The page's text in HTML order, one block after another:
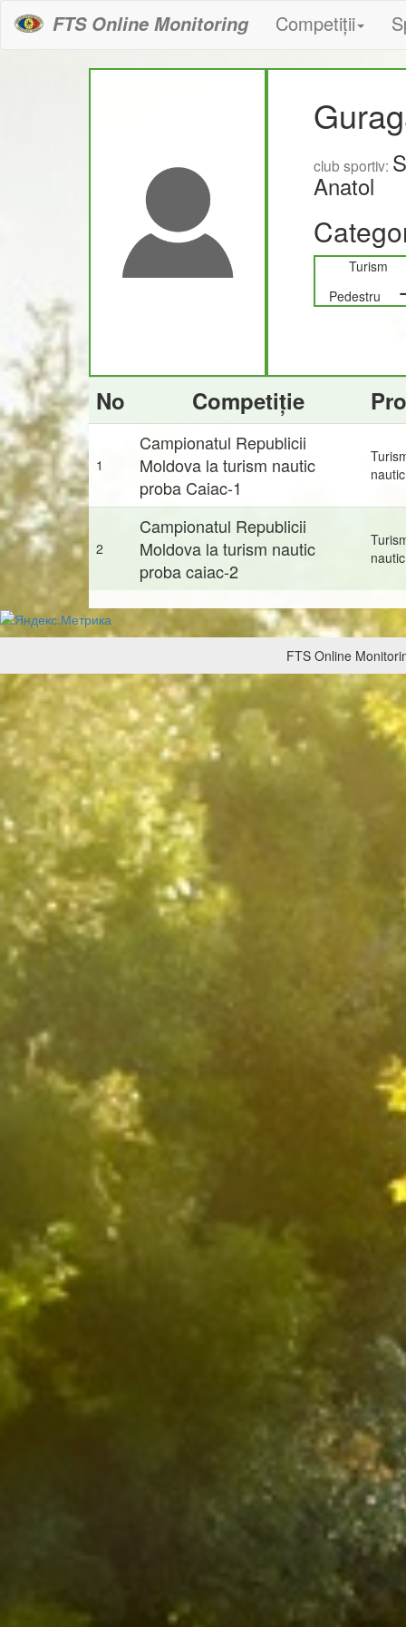
FTS Online Monitoring Competiții
club sportiv:
Anatol
Turism
Pedestru
No Competiție
1
Campionatul Republicii
Moldova la turism nautic
proba Caiac-1
nautic
2
Campionatul Republicii
Moldova la turism nautic
proba caiac-2
nautic
FTS Online